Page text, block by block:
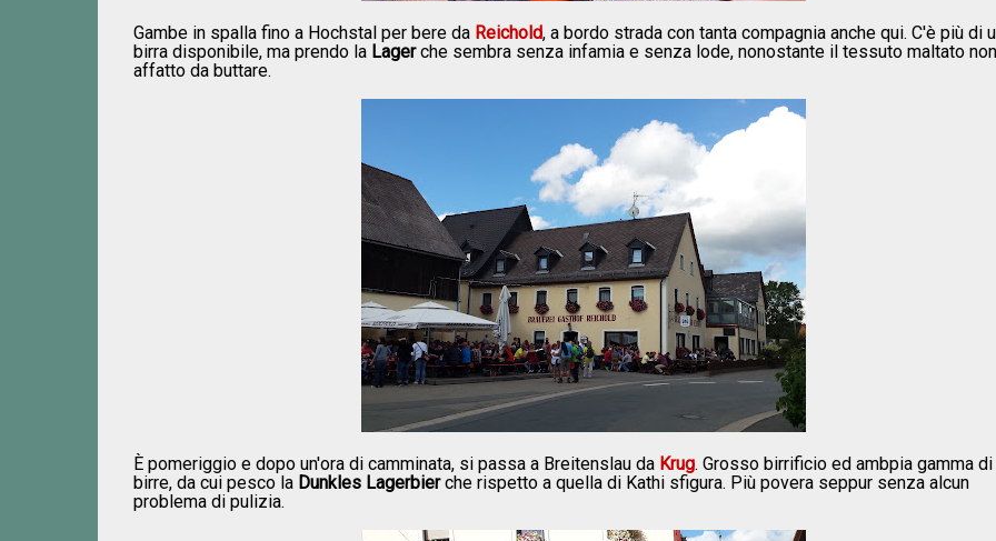
Gambe in spalla fino a Hochstal per bere da Reichold, a bordo strada con tanta compagnia anche qui. C'è più di
birra disponibile, ma prendo la Lagerche sembra senza infamia e senza lode, nonostante il tessuto maltato
affatto da buttare.
È pomeriggio e dopo un'ora di camminata, si passa a Breitenslau da Krug. Grosso birrificio ed ambpia gamma di
birre, da cui pesco la Dunkles Lagerbierche rispetto a quella di Kathi sfigura. Più povera seppur senza alcun
problema di pulizia.